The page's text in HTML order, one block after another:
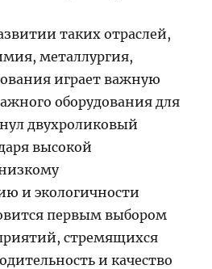
таких отраслей,
металлургия,
играет важную
оборудования для
двухроликовый
высокой
и экологичности
первым выбором
стремящихся
и качество